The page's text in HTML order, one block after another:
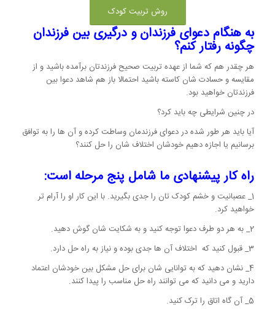
روش تربیت کودک
به هنگام دعوای فرزندان و درگیری بین فرزندان
چگونه رفتار کنم؟
هر چقدر هم که شما از عهده تربیت صحیح فرزندتان برآمده باشید و از
مقایسه و حسادت شان کاسته باشید احتمالا باز هم شاهد دعوا بین
فرزندتان خواهید بود.
در چنین شرایطی چه باید کرد؟
آیا باید هر طور شده در دعوای فرزندمان وساطت کرده و آن ها را به توافق
برسانیم یا اجازه دهیم خودشان اختلاف شان را حل کنند؟
راه کار پیشنهادی ما شامل پنج مرحله است:
1_ عصبانیت و خشم کودک تان را جدی بگیرید. با این کار او را آرام تر
خواهید کرد.
2_ به هر دو طرف دعوا توجه کنید و به شکایت شان گوش دهید.
3_ قبول کنید که اختلاف آن ها جدی بوده و نیاز به راه حل دارد.
4_ نشان دهید که به توانایی شان برای حل مشکل بین خودشان اعتماد
دارید و می دانید که می توانند راه حل مناسب را پیدا کنند.
5_ آن گاه اتاق را ترک کنید.